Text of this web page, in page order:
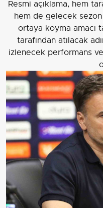
Resmi açıklama, hem
hem de gelecek
ortaya koyma amacı
tarafından atılacak
izlenecek performans